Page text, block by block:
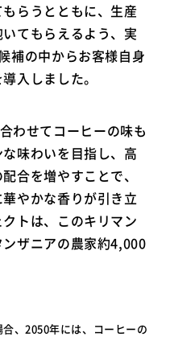
らうとともに、生産
てもらえるよう、実
補の中からお客様自身
入しました。
わせてコーヒーの味も
味わいを目指し、高
合を増やすことで、
やかな香りが引き立
トは、このキリマン
ザニアの農家約4,000
、2050年には、コーヒーの